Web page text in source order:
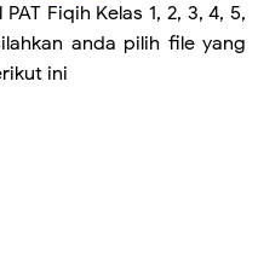
Fiqih Kelas 1, 2, 3, 4, 5,
anda pilih file yang
ini